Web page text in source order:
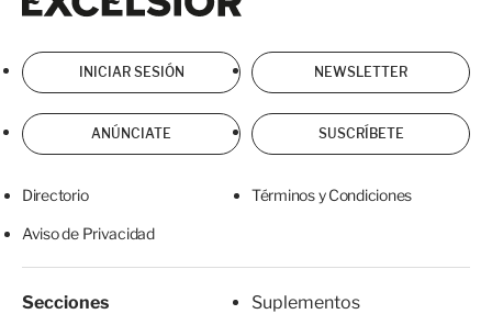
INICIAR SESIÓN NEWSLETTER
ANÚNCIATE SUSCRÍBETE
Directorio Términos y Condiciones
Aviso de Privacidad
Secciones
Suplementos